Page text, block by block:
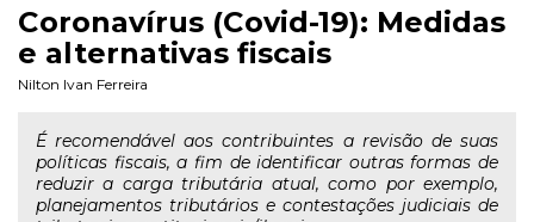
Coronavírus (Covid-19): Medidas
e alternativas fiscais
Nilton Ivan Ferreira
É recomendável aos contribuintes a revisão de suas
políticas fiscais, a fim de identificar outras formas de
reduzir a carga tributária atual, como por exemplo,
planejamentos tributários e contestações judiciais de